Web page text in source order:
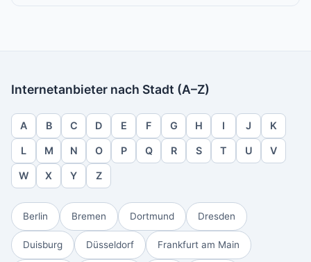
Internetanbieter nach Stadt (A–Z)
A B C D E F G H I J K
L M N O P Q R S T U V
W X Y Z
Berlin Bremen Dortmund Dresden
Duisburg Düsseldorf Frankfurt am Main